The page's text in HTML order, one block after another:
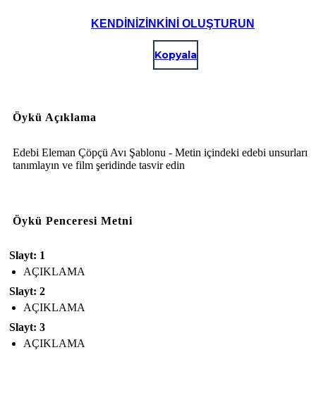
KENDINIZINKINI OLUŞTURUN
Kopyala
Öykü Açıklama
Edebi Eleman Çöpçü Avı Şablonu - Metin içindeki edebi unsurları
tanımlayın ve film şeridinde tasvir edin
Öykü Penceresi Metni
Slayt: 1
AÇIKLAMA
Slayt: 2
AÇIKLAMA
Slayt: 3
AÇIKLAMA